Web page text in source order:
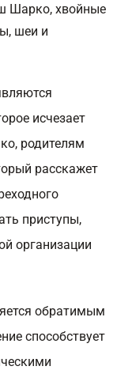
Шарко, хвойные
шеи и
исчезает
родителям
расскажет
приступы,
организации
обратимым
способствует